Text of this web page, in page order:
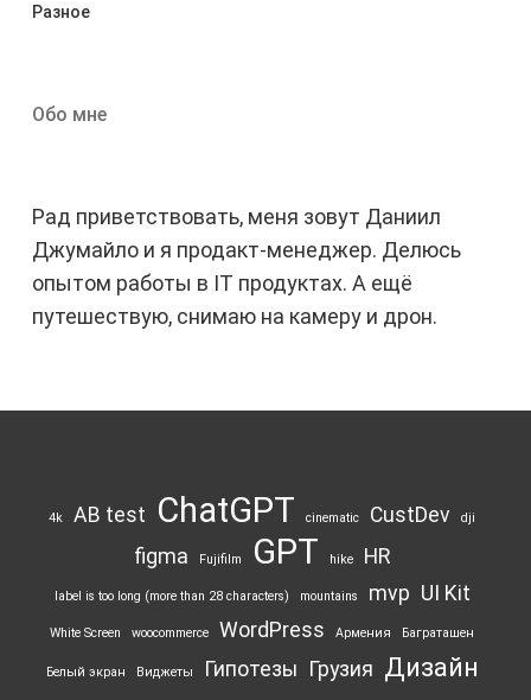
Разное
Обо мне
Рад приветствовать, меня зовут Даниил
Джумайло и я продакт-менеджер. Делюсь
опытом работы в IT продуктах. А ещё
путешествую, снимаю на камеру и дрон.
4k AB test ChatGPT cinematic CustDev dji
figma Fujifilm GPT hike HR
label is too long (more than 28 characters) mountains mvp UI Kit
White Screen woocommerce WordPress Армения Баграташен
Белый экран Виджеты Гипотезы Грузия Дизайн